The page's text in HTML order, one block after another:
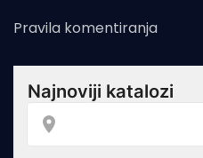
Pravila komentiranja